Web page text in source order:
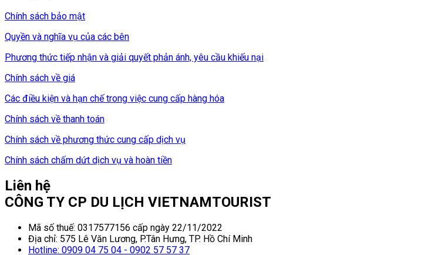
Chính sách bảo mật
Quyền và nghĩa vụ của các bên
Phương thức tiếp nhận và giải quyết phản ánh, yêu cầu khiếu nại
Chính sách về giá
Các điều kiện và hạn chế trong việc cung cấp hàng hóa
Chính sách về thanh toán
Chính sách về phương thức cung cấp dịch vụ
Chính sách chấm dứt dịch vụ và hoàn tiền
Liên hệ
CÔNG TY CP DU LỊCH VIETNAMTOURIST
Mã số thuế: 0317577156 cấp ngày 22/11/2022
Địa chỉ: 575 Lê Văn Lương, P.Tân Hưng, TP. Hồ Chí Minh
Hotline: 0909 04 75 04 - 0902 57 57 37